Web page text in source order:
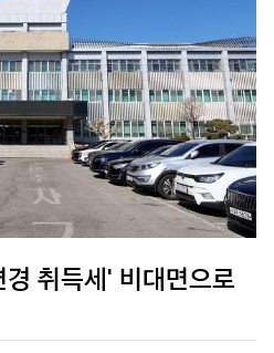
취득세' 비대면으로